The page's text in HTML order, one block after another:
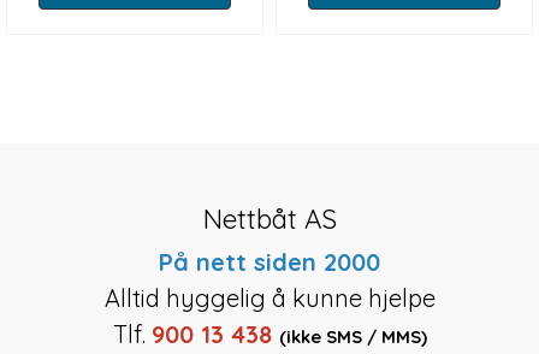
Nettbåt AS
På nett siden 2000
Alltid hyggelig å kunne hjelpe
Tlf. 900 13 438 (ikke SMS / MMS)